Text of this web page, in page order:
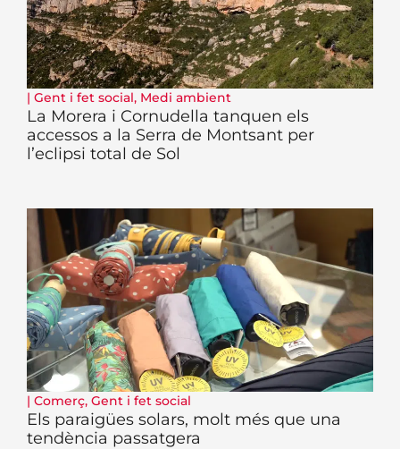
| Gent i fet social, Medi ambient
La Morera i Cornudella tanquen els
accessos a la Serra de Montsant per
l’eclipsi total de Sol
| Comerç, Gent i fet social
Els paraigües solars, molt més que una
tendència passatgera